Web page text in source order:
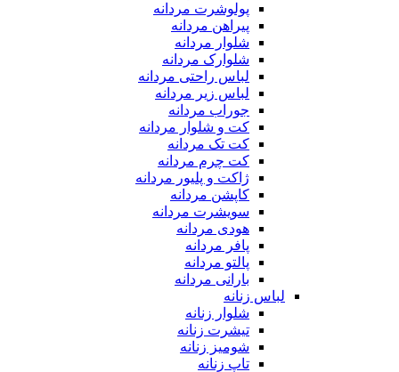
پولوشرت مردانه
پیراهن مردانه
شلوار مردانه
شلوارک مردانه
لباس راحتی مردانه
لباس زیر مردانه
جوراب مردانه
کت و شلوار مردانه
کت تک مردانه
کت چرم مردانه
ژاکت و پلیور مردانه
کاپشن مردانه
سویشرت مردانه
هودی مردانه
پافر مردانه
پالتو مردانه
بارانی مردانه
لباس زنانه
شلوار زنانه
تیشرت زنانه
شومیز زنانه
تاپ زنانه